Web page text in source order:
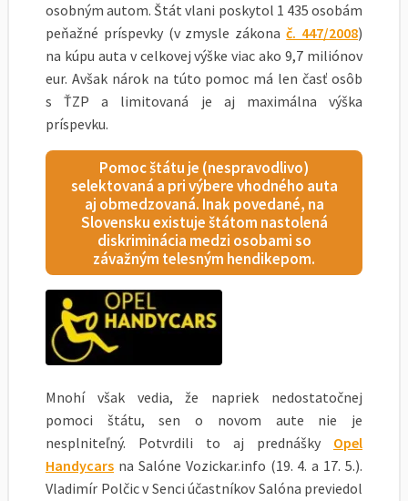
osobným autom. Štát vlani poskytol 1 435 osobám
peňažné príspevky (v zmysle zákonač. 447/2008)
na kúpu auta v celkovej výške viac ako 9,7 miliónov
eur. Avšak nárok na túto pomoc má len časť osôb
s ŤZP a limitovaná je aj maximálna výška
príspevku.
Pomoc štátu je (nespravodlivo)
selektovaná a pri výbere vhodného auta
aj obmedzovaná. Inak povedané, na
Slovensku existuje štátom nastolená
diskriminácia medzi osobami so
závažným telesným hendikepom.
Mnohí však vedia, že napriek nedostatočnej
pomoci štátu, sen o novom aute nie je
nesplniteľný. Potvrdili to aj prednášky Opel
Handycars na Salóne Vozickar.info (19. 4. a 17. 5.).
Vladimír Polčic v Senci účastníkov Salóna previedol